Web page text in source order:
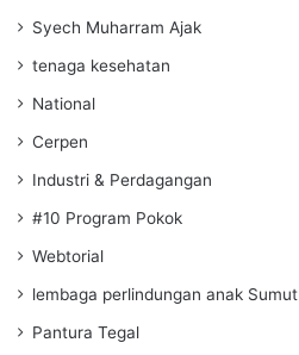
Syech Muharram Ajak
tenaga kesehatan
National
Cerpen
Industri & Perdagangan
#10 Program Pokok
Webtorial
lembaga perlindungan anak Sumut
Pantura Tegal